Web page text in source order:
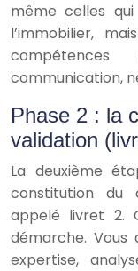
même celles
l’immobilier,
communication,
Phase 2 : la
validation
La deuxième
constitution du
appelé livret 2.
démarche.
expertise,